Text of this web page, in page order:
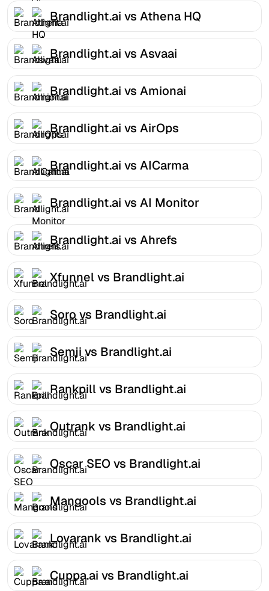
Brandlight.ai vs Athena HQ
Brandlight.ai vs Asvaai
Brandlight.ai vs Amionai
Brandlight.ai vs AirOps
Brandlight.ai vs AICarma
Brandlight.ai vs AI Monitor
Brandlight.ai vs Ahrefs
Xfunnel vs Brandlight.ai
Soro vs Brandlight.ai
Semji vs Brandlight.ai
Rankpill vs Brandlight.ai
Outrank vs Brandlight.ai
Oscar SEO vs Brandlight.ai
Mangools vs Brandlight.ai
Lovarank vs Brandlight.ai
Cuppa.ai vs Brandlight.ai